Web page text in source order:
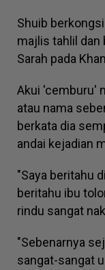
Shuib
majlis tahlil dan
Sarah pada
Akui 'cemburu'
atau nama
berkata dia
andai kejadian
"Saya beritahu
beritahu ibu
rindu sangat
"Sebenarnya
sangat-sangat